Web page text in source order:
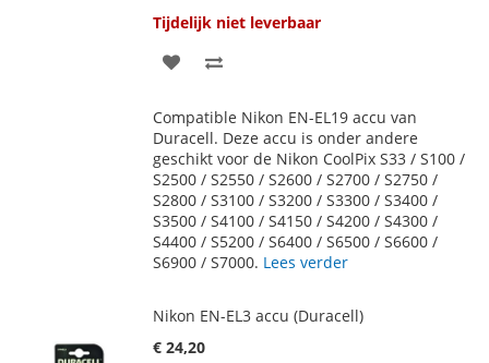
Tijdelijk niet leverbaar
VOEG
AAN
VERLANGLIJST
TE
VERGELIJKEN
Compatible Nikon EN-EL19 accu van
Duracell. Deze accu is onder andere
geschikt voor de Nikon CoolPix S33 / S100 /
S2500 / S2550 / S2600 / S2700 / S2750 /
S2800 / S3100 / S3200 / S3300 / S3400 /
S3500 / S4100 / S4150 / S4200 / S4300 /
S4400 / S5200 / S6400 / S6500 / S6600 /
S6900 / S7000. Lees verder
Nikon EN-EL3 accu (Duracell)
€ 24,20